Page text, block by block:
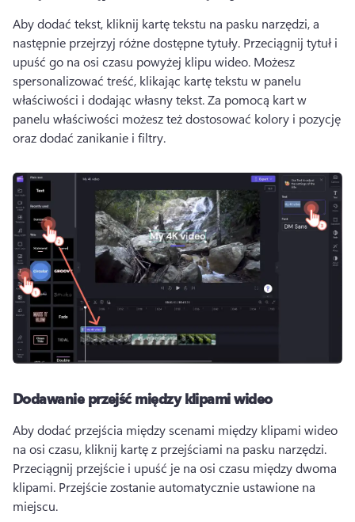
Aby dodać tekst, kliknij kartę tekstu na pasku narzędzi, a
następnie przejrzyj różne dostępne tytuły. Przeciągnij tytuł i
upuść go na osi czasu powyżej klipu wideo. Możesz
spersonalizować treść, klikając kartę tekstu w panelu
właściwości i dodając własny tekst. Za pomocą kart w
panelu właściwości możesz też dostosować kolory i pozycję
oraz dodać zanikanie i filtry.
Dodawanie przejść między klipami wideo
Aby dodać przejścia między scenami między klipami wideo
Przeciągnij przejście i upuść je na osi czasu między dwoma
klipami. Przejście zostanie automatycznie ustawione na
miejscu.